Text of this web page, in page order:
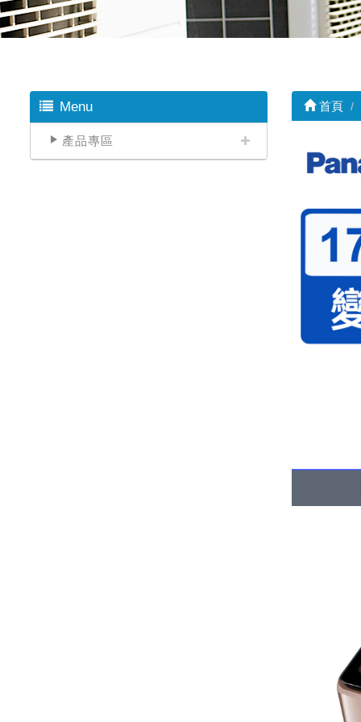
Menu
產品專區
首頁